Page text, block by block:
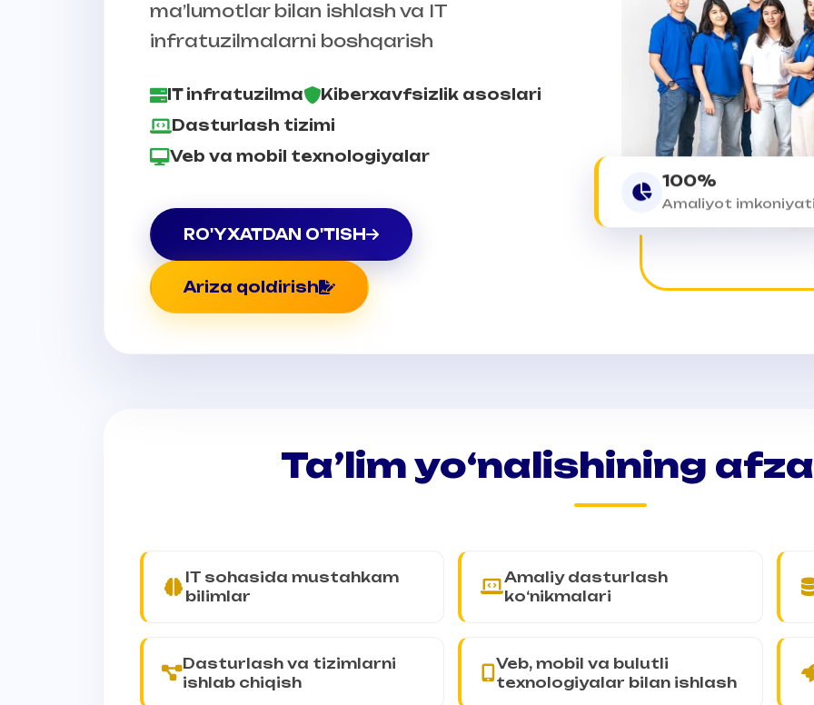
ma’lumotlar bilan ishlash va IT
infratuzilmalarni boshqarish
IT infratuzilma
Kiberxavfsizlik asoslari
Dasturlash tizimi
Veb va mobil texnologiyalar
RO'YXATDAN O'TISH
Ariza qoldirish
100%
Ta’lim yo‘nalishining
IT sohasida mustahkam
bilimlar
Amaliy dasturlash
ko‘nikmalari
Dasturlash va tizimlarni
ishlab chiqish
Veb, mobil va bulutli
texnologiyalar bilan ishlash